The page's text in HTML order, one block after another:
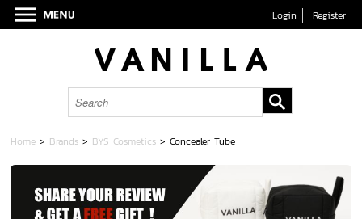
Login Register
Home > Brands > BYS Cosmetics >Concealer Tube